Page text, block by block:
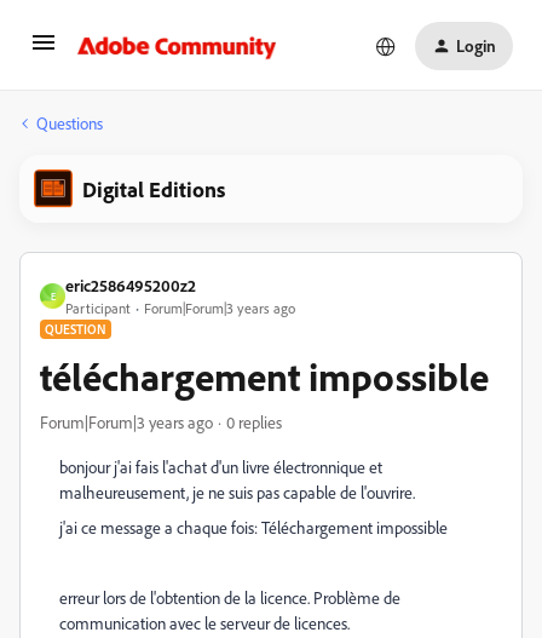
Login
Questions
Digital Editions
E
eric2586495200z2
Participant Forum|Forum|3 years ago
QUESTION
téléchargement impossible
Forum|Forum|3 years ago 0 replies
bonjour j'ai fais l'achat d'un livre électronnique et
malheureusement, je ne suis pas capable de l'ouvrire.
j'ai ce message a chaque fois: Téléchargement impossible
erreur lors de l'obtention de la licence. Problème de
communication avec le serveur de licences.